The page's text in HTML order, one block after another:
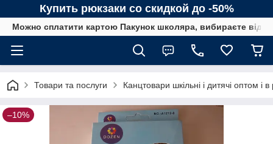
Купить рюкзаки со скидкой до -50%
Можно сплатити картою Пакунок школяра, вибираєте від
Товари та послуги Канцтовари шкільні і дитячі оптом і в
–10%